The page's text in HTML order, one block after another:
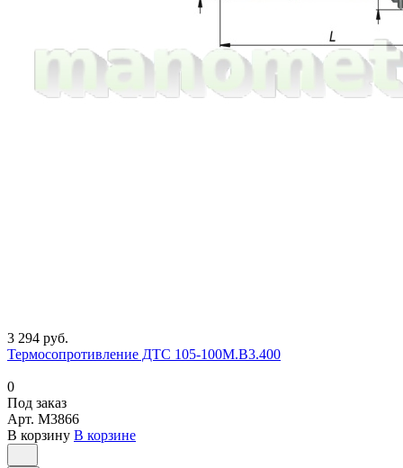
3 294 руб.
Термосопротивление ДТС 105-100М.В3.400
0
Под заказ
Арт. M3866
В корзину В корзине